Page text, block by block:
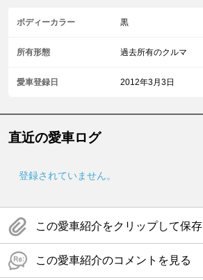
ボディーカラー 黒
所有形態 過去所有のクルマ
愛車登録日 2012年3月3日
直近の愛車ログ
登録されていません。
この愛車紹介をクリップして保存
この愛車紹介のコメントを見る